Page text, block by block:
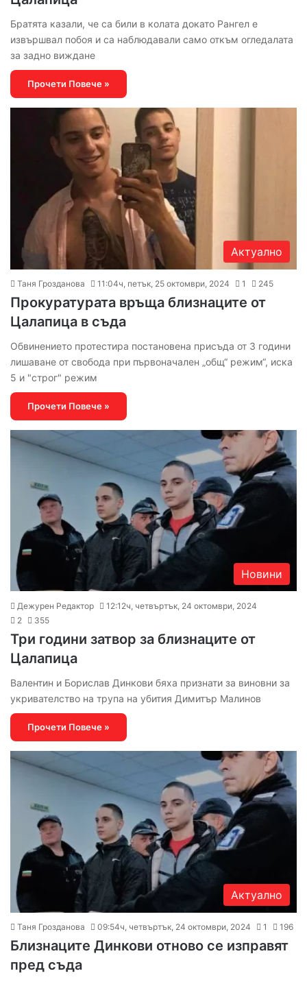
Братята казали, че са били в колата докато Рангел е
извършвал побоя и са наблюдавали само откъм огледалата
за задно виждане
Прочети Повече »
Актуално
Таня Грозданова 11:04ч, петък, 25 октомври, 2024 1 245
Прокуратурата връща близнаците от
Цалапица в съда
Обвинението протестира постановена присъда от 3 години
лишаване от свобода при първоначален „общ“ режим“, иска
5 и "строг" режим
Прочети Повече »
Новини
Дежурен Редактор
12:12ч, четвъртък, 24 октомври, 2024
2
355
Три години затвор за близнаците от
Цалапица
Валентин и Борислав Динкови бяха признати за виновни за
укривателство на трупа на убития Димитър Малинов
Прочети Повече »
Актуално
Таня Грозданова 09:54ч, четвъртък, 24 октомври, 2024 1 196
Близнаците Динкови отново се изправят
пред съда